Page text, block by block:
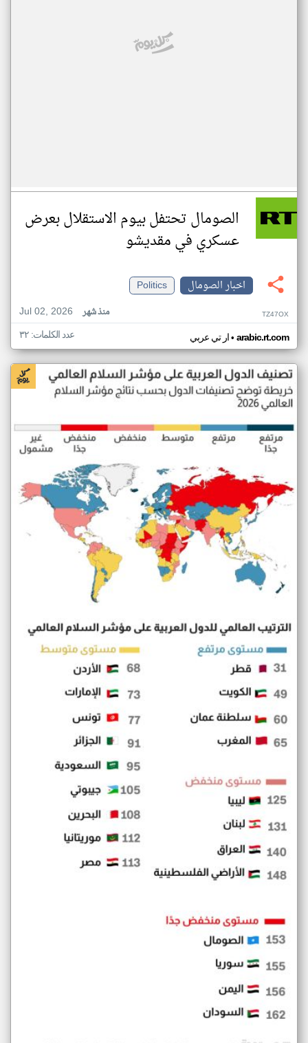
الصومال تحتفل بيوم الاستقلال بعرض
عسكري في مقديشو
اخبار الصومال
Politics
Jul 02, 2026
منذ شهر TZ47OX
ار تي عربي• arabic.rt.com عدد الكلمات: ٣٢